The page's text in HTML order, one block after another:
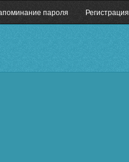
пароля Регистрация